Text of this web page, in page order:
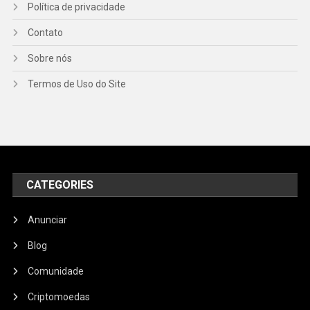
Política de privacidade
Contato
Sobre nós
Termos de Uso do Site
CATEGORIES
Anunciar
Blog
Comunidade
Criptomoedas